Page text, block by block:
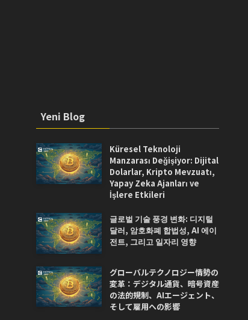
Yeni Blog
Küresel Teknoloji
Manzarası Değişiyor: Dijital
Dolarlar, Kripto Mevzuatı,
Yapay Zeka Ajanları ve
İşlere Etkileri
글로벌 기술 풍경 변화: 디지털
달러, 암호화폐 합법성, AI 에이
전트, 그리고 일자리 영향
グローバルテクノロジー情勢の
変革：デジタル通貨、暗号資産
の法的規制、AIエージェント、
そして雇用への影響